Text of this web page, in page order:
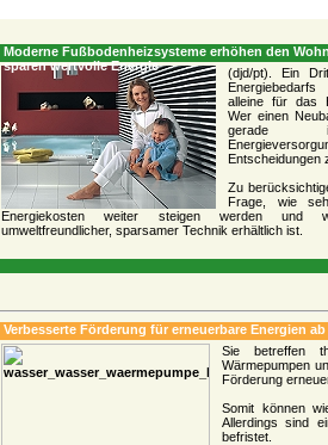
Moderne Fußbodenheizsysteme erhöhen den
sparen wertvolle Energie
(djd/pt). Ein
alleine für das
Wer einen
gerade
Entscheidungen
Zu
Frage, wie
Energiekosten weiter steigen werden und
umweltfreundlicher, sparsamer Technik erhältlich ist.
Verbesserte Förderung für erneuerbare Energien ab
Sie betreffen
Wärmepumpen
Förderung
Somit können
Allerdings sind
befristet.